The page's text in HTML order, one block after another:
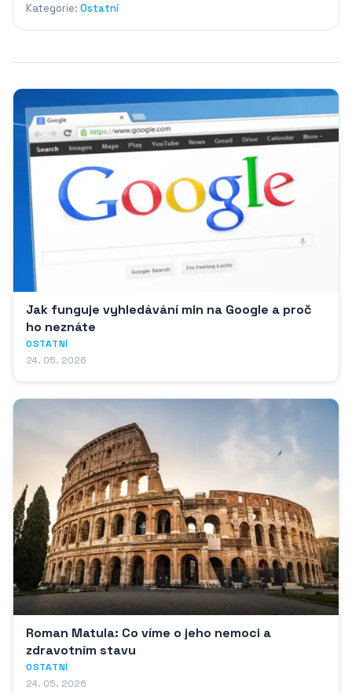
Kategorie: Ostatní
Jak funguje vyhledávání min na Google a proč
ho neznáte
OSTATNÍ
24. 05. 2026
Roman Matula: Co víme o jeho nemoci a
zdravotním stavu
OSTATNÍ
24. 05. 2026